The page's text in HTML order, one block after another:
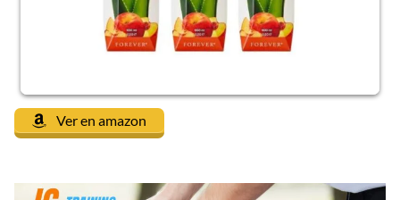
Ver en amazon